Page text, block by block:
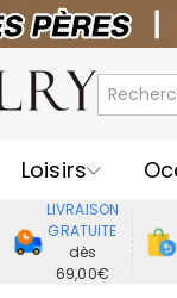
Loisirs
Destinataires
Nouveaux
LIVRAISON
GRATUITE
dès
69,00€